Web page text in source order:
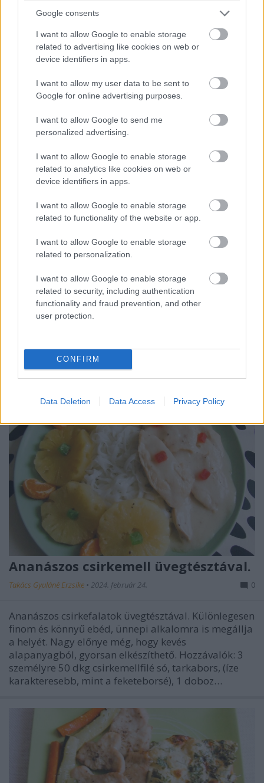
Google consents
I want to allow Google to enable storage
related to advertising like cookies on web or
device identifiers in apps.
I want to allow my user data to be sent to
Google for online advertising purposes.
I want to allow Google to send me
personalized advertising.
I want to allow Google to enable storage
related to analytics like cookies on web or
device identifiers in apps.
I want to allow Google to enable storage
related to functionality of the website or app.
I want to allow Google to enable storage
related to personalization.
I want to allow Google to enable storage
related to security, including authentication
functionality and fraud prevention, and other
user protection.
CONFIRM
Data Deletion Data Access Privacy Policy
bors ízlés szerint vaj 1…
Csirkekockák paprikával, airfry
Takács Gyuláné Erzsike•2024. március 01.
Csirkekockák paprikával, airfry burgonyával és
zellerrel. Nagyon könnyű ebéd, a zöldségek
szuperek, a látvány is pompás. Kevés zsiradékot
használunk, így lesz egészséges az étel. Hozzávalók 3
vöröshagyma, 2 gerezd fokhagyma, fél kápia…
Ananászos csirkemell üvegtésztával.
Takács Gyuláné Erzsike • 2024. február 24. 0
Ananászos csirkefalatok üvegtésztával. Különlegesen
finom és könnyű ebéd, ünnepi alkalomra is megállja
a helyét. Nagy előnye még, hogy kevés
alapanyagból, gyorsan elkészíthető. Hozzávalók: 3
személyre 50 dkg csirkemellfilé só, tarkabors, (íze
karakteresebb, mint a feketeborsé), 1 doboz…